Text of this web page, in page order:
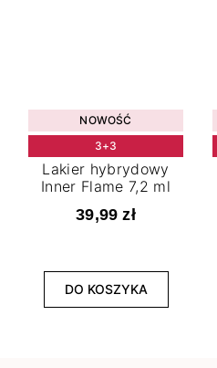
NOWOŚĆ
3+3
Lakier hybrydowy
Inner Flame 7,2 ml
39,99 zł
DO KOSZYKA